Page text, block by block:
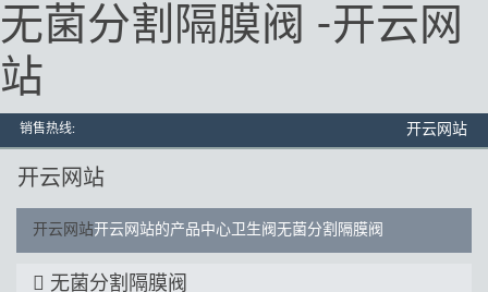
无菌分割隔膜阀 -开云网
站
销售热线: 开云网站
开云网站
开云网站开云网站的产品中心 卫生阀 无菌分割隔膜阀
无菌分割隔膜阀